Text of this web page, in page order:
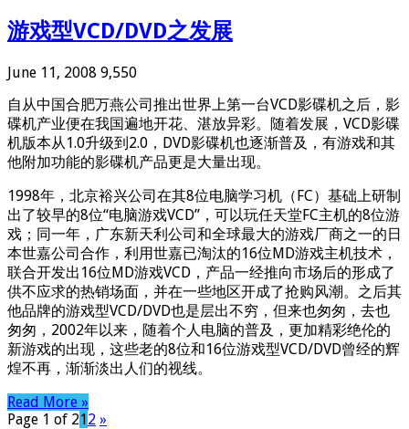
游戏型VCD/DVD之发展
June 11, 2008 9,550
自从中国合肥万燕公司推出世界上第一台VCD影碟机之后，影
碟机产业便在我国遍地开花、湛放异彩。随着发展，VCD影碟
机版本从1.0升级到2.0，DVD影碟机也逐渐普及，有游戏和其
他附加功能的影碟机产品更是大量出现。
1998年，北京裕兴公司在其8位电脑学习机（FC）基础上研制
出了较早的8位“电脑游戏VCD”，可以玩任天堂FC主机的8位游
戏；同一年，广东新天利公司和全球最大的游戏厂商之一的日
本世嘉公司合作，利用世嘉已淘汰的16位MD游戏主机技术，
联合开发出16位MD游戏VCD，产品一经推向市场后的形成了
供不应求的热销场面，并在一些地区开成了抢购风潮。之后其
他品牌的游戏型VCD/DVD也是层出不穷，但来也匆匆，去也
匆匆，2002年以来，随着个人电脑的普及，更加精彩绝伦的
新游戏的出现，这些老的8位和16位游戏型VCD/DVD曾经的辉
煌不再，渐渐淡出人们的视线。
Read More »
Page 1 of 212 »